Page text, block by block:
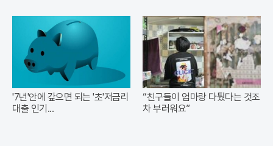
'7년'안에 갚으면 되는 '초'저금리
대출 인기...
“친구들이 엄마랑 다퉜다는 것조
차 부러워요”